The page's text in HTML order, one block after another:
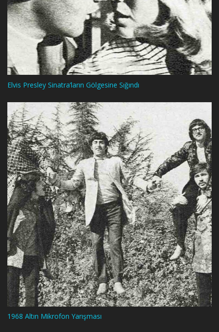
Elvis Presley Sinatra’ların Gölgesine Sığındı
1968 Altın Mikrofon Yarışması